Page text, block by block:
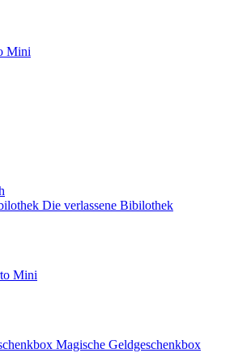
Mini
Die verlassene Bibilothek
Mini
Magische Geldgeschenkbox